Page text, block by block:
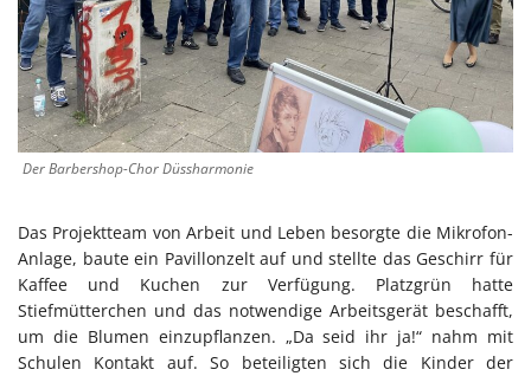
DerBarbershop-Chor Düssharmonie
Das Projektteam von Arbeit und Leben besorgte die Mikrofon-
Anlage, baute ein Pavillonzelt auf und stellte das Geschirr für
Kaffee und Kuchen zur Verfügung. Platzgrün hatte
Stiefmütterchen und das notwendige Arbeitsgerät beschafft,
um die Blumen einzupflanzen. „Da seid ihr ja!“ nahm mit
Schulen Kontakt auf. So beteiligten sich die Kinder der